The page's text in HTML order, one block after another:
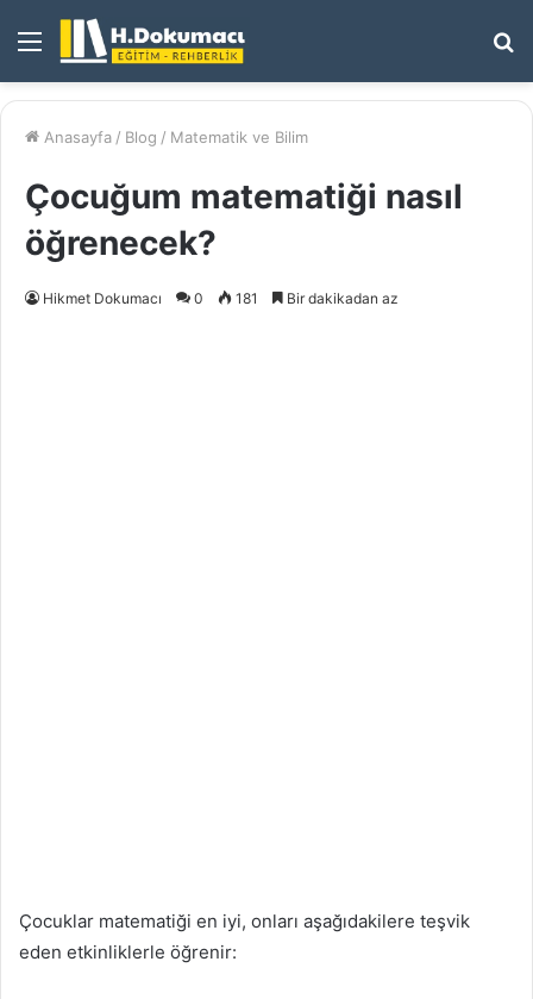
Menü
Anasayfa / Blog / Matematik ve Bilim
Çocuğum matematiği nasıl
öğrenecek?
Hikmet Dokumacı 0 181 Bir dakikadan az
Çocuklar matematiği en iyi, onları aşağıdakilere teşvik
eden etkinliklerle öğrenir: